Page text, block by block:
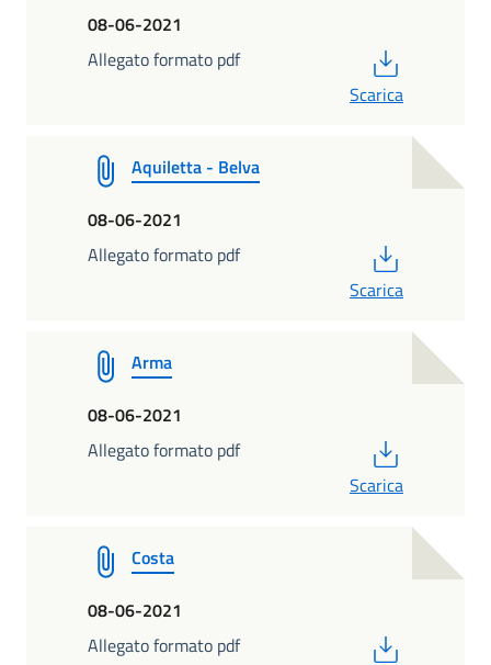
08-06-2021
Allegato formato pdf
Scarica
Aquiletta - Belva
08-06-2021
Allegato formato pdf
Scarica
Arma
08-06-2021
Allegato formato pdf
Scarica
Costa
08-06-2021
Allegato formato pdf